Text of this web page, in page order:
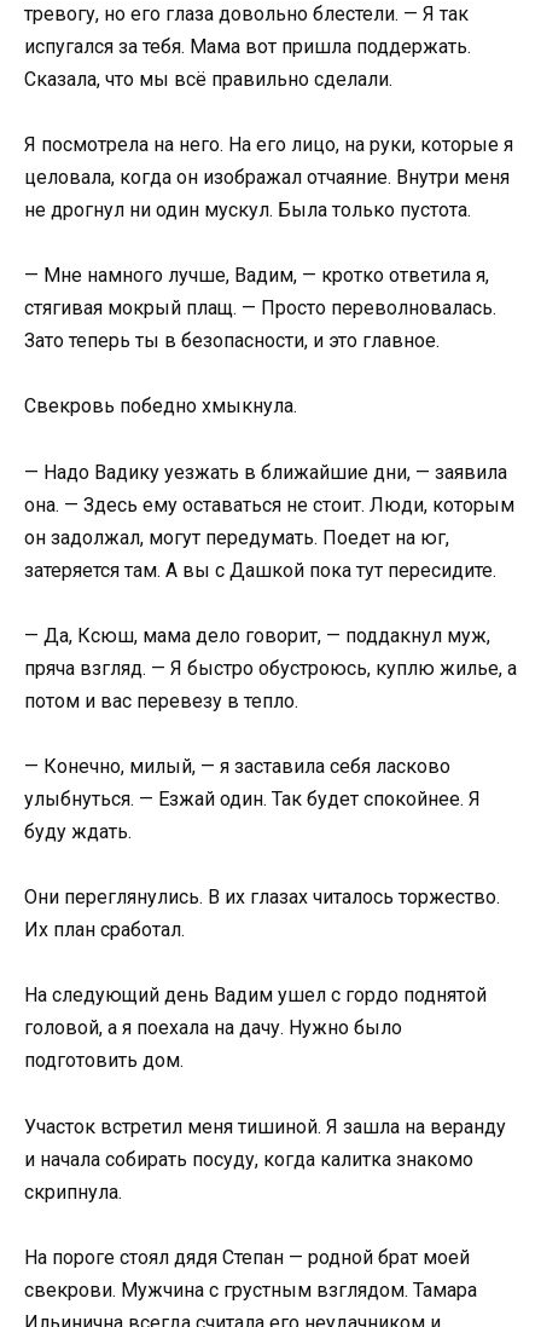
тревогу, но его глаза довольно блестели. — Я так
испугался за тебя. Мама вот пришла поддержать.
Сказала, что мы всё правильно сделали.
Я посмотрела на него. На его лицо, на руки, которые я
целовала, когда он изображал отчаяние. Внутри меня
не дрогнул ни один мускул. Была только пустота.
— Мне намного лучше, Вадим, — кротко ответила я,
стягивая мокрый плащ. — Просто переволновалась.
Зато теперь ты в безопасности, и это главное.
Свекровь победно хмыкнула.
— Надо Вадику уезжать в ближайшие дни, — заявила
она. — Здесь ему оставаться не стоит. Люди, которым
он задолжал, могут передумать. Поедет на юг,
затеряется там. А вы с Дашкой пока тут пересидите.
— Да, Ксюш, мама дело говорит, — поддакнул муж,
пряча взгляд. — Я быстро обустроюсь, куплю жилье, а
потом и вас перевезу в тепло.
— Конечно, милый, — я заставила себя ласково
улыбнуться. — Езжай один. Так будет спокойнее. Я
буду ждать.
Они переглянулись. В их глазах читалось торжество.
Их план сработал.
На следующий день Вадим ушел с гордо поднятой
головой, а я поехала на дачу. Нужно было
подготовить дом.
Участок встретил меня тишиной. Я зашла на веранду
и начала собирать посуду, когда калитка знакомо
скрипнула.
На пороге стоял дядя Степан — родной брат моей
свекрови. Мужчина с грустным взглядом. Тамара
Ильинична всегда считала его неудачником и